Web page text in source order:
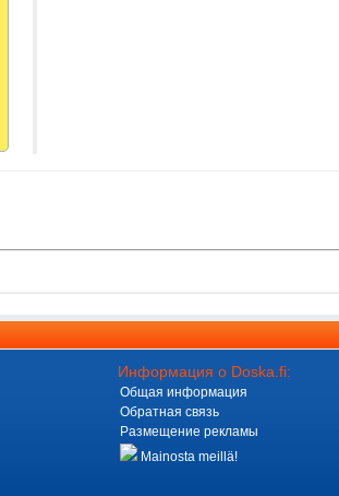
Информация о Doska.fi:
Общая информация
Обратная связь
Размещение рекламы
Mainosta meillä!